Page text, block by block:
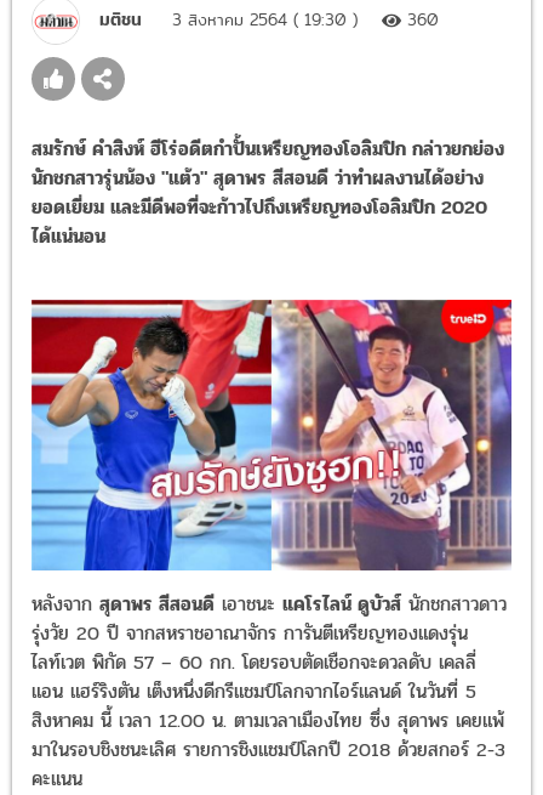
มติชน 3 สิงหาคม 2564 ( 19:30 ) 360
สมรักษ์ คำสิงห์ ฮีโร่อดีตกำปั้นเหรียญทองโอลิมปิก กล่าวยกย่อง
นักชกสาวรุ่นน้อง "แต้ว" สุดาพร สีสอนดี ว่าทำผลงานได้อย่าง
ยอดเยี่ยม และมีดีพอที่จะก้าวไปถึงเหรียญทองโอลิมปิก 2020
ได้แน่นอน
หลังจาก สุดาพร สีสอนดี เอาชนะ แคโรไลน์ ดูบัวส์ นักชกสาวดาว
รุ่งวัย 20 ปี จากสหราชอาณาจักร การันตีเหรียญทองแดงรุ่น
ไลท์เวต พิกัด 57 – 60 กก. โดยรอบตัดเชือกจะดวลดับ เคลลี่
แอน แฮร์ริงตัน เต็งหนึ่งดีกรีแชมป์โลกจากไอร์แลนด์ ในวันที่ 5
สิงหาคม นี้ เวลา 12.00 น. ตามเวลาเมืองไทย ซึ่ง สุดาพร เคยแพ้
มาในรอบชิงชนะเลิศ รายการชิงแชมป์โลกปี 2018 ด้วยสกอร์ 2-3
คะแนน